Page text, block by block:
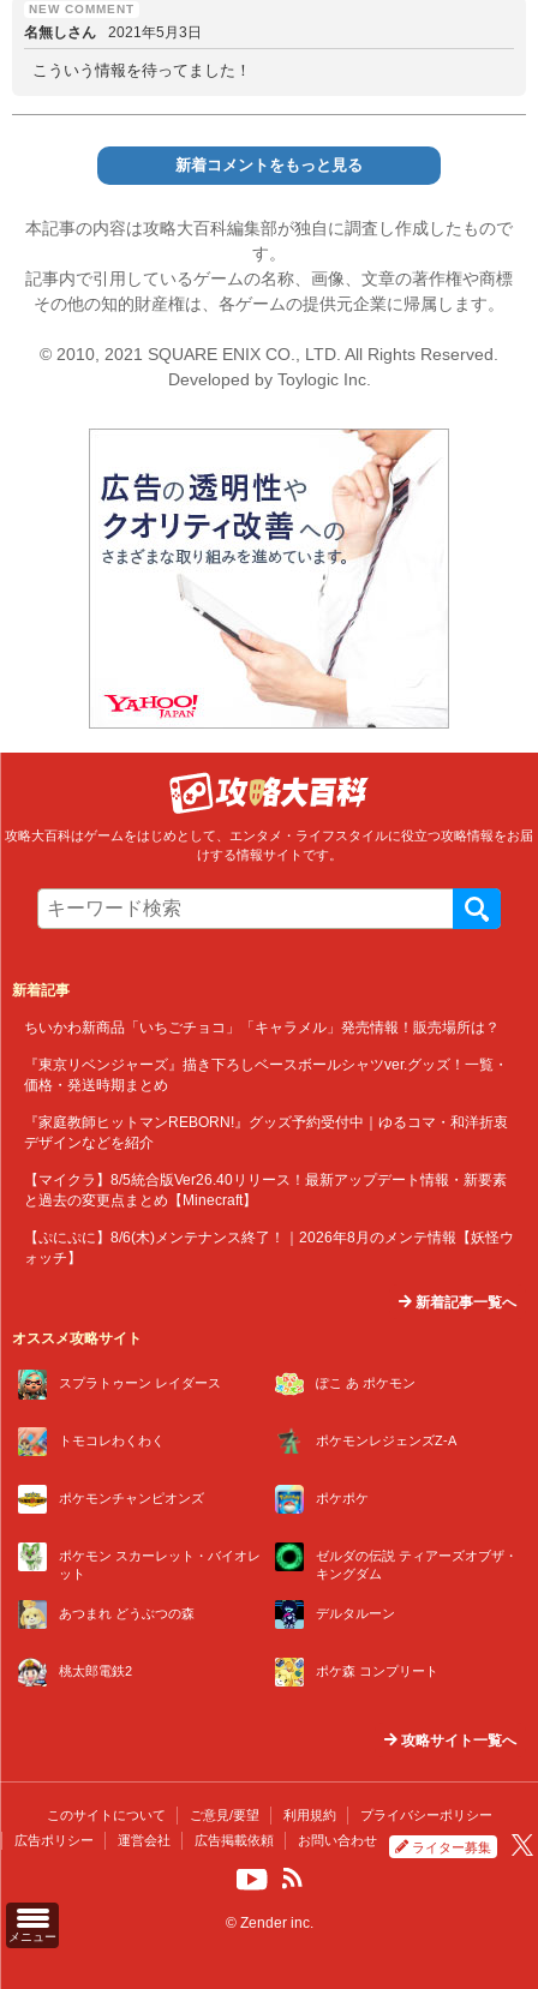
メニュー
名無しさん 2021年5月3日
こういう情報を待ってました！
新着コメントをもっと見る
本記事の内容は攻略大百科編集部が独自に調査し作成したもので
す。
記事内で引用しているゲームの名称、画像、文章の著作権や商標
その他の知的財産権は、各ゲームの提供元企業に帰属します。
© 2010, 2021 SQUARE ENIX CO., LTD. All Rights Reserved.
Developed by Toylogic Inc.
攻略大百科はゲームをはじめとして、エンタメ・ライフスタイルに役立つ攻略情報をお届
けする情報サイトです。
新着記事
ちいかわ新商品「いちごチョコ」「キャラメル」発売情報！販売場所は？
『東京リベンジャーズ』描き下ろしベースボールシャツver.グッズ！一覧・
価格・発送時期まとめ
『家庭教師ヒットマンREBORN!』グッズ予約受付中｜ゆるコマ・和洋折衷
デザインなどを紹介
【マイクラ】8/5統合版Ver26.40リリース！最新アップデート情報・新要素
と過去の変更点まとめ【Minecraft】
【ぷにぷに】8/6(木)メンテナンス終了！｜2026年8月のメンテ情報【妖怪ウ
ォッチ】
新着記事一覧へ
オススメ攻略サイト
スプラトゥーン レイダース ぽこ あ ポケモン
トモコレわくわく ポケモンレジェンズZ-A
ポケモンチャンピオンズ ポケポケ
ポケモン スカーレット・バイオレ
ット
ゼルダの伝説 ティアーズオブザ・
キングダム
あつまれ どうぶつの森 デルタルーン
桃太郎電鉄2 ポケ森 コンプリート
攻略サイト一覧へ
このサイトについて ご意見/要望 利用規約
プライバシーポリシー
広告ポリシー
運営会社 広告掲載依頼 お問い合わせ ライター募集
© Zender inc.